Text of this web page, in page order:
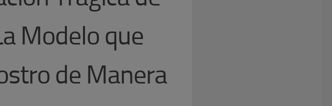
Modelo que
de Manera